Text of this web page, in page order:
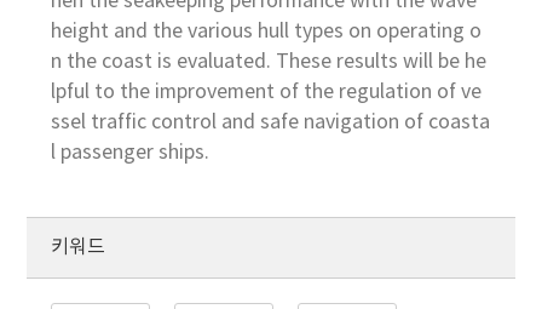
height and the various hull types on operating o
n the coast is evaluated. These results will be he
lpful to the improvement of the regulation of ve
ssel traffic control and safe navigation of coasta
l passenger ships.
키워드